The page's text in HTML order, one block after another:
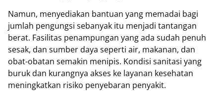
Namun, menyediakan bantuan yang memadai bagi
jumlah pengungsi sebanyak itu menjadi tantangan
berat. Fasilitas penampungan yang ada sudah penuh
sesak, dan sumber daya seperti air, makanan, dan
obat-obatan semakin menipis. Kondisi sanitasi yang
buruk dan kurangnya akses ke layanan kesehatan
meningkatkan risiko penyebaran penyakit.